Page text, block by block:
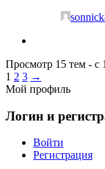
Просмотр 15 тем - с
1 2 3 →
Мой профиль
Логин и
Войти
Регистрация